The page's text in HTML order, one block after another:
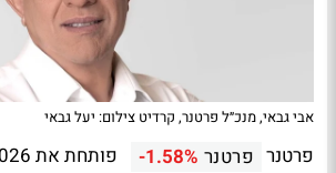
אבי גבאי, מנכ״ל פרטנר, קרדיט צילום: יעל גבאי
פרטנר פרטנר -1.58%